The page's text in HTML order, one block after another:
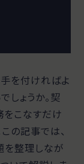
を付ければよ
しょうか。契
こなすだけ
の記事では、
を整理しなが